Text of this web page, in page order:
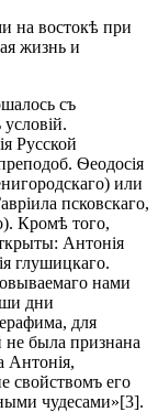
на востокѣ при
жизнь и
съ
Русской
Ѳеодосія
или
псковскаго,
Кромѣ того,
Антонія
глушицкаго.
нами
дни
для
была признана
Антонія,
свойствомъ его
чудесами»[3].